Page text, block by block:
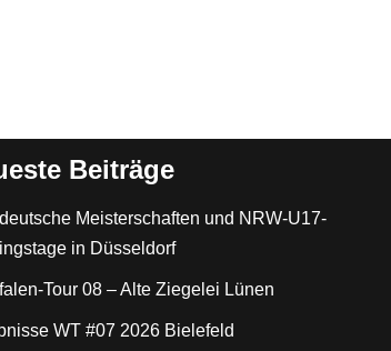
Beiträge
Meisterschaften und NRW-U17-
in Düsseldorf
Tour 08 – Alte Ziegelei Lünen
WT #07 2026 Bielefeld